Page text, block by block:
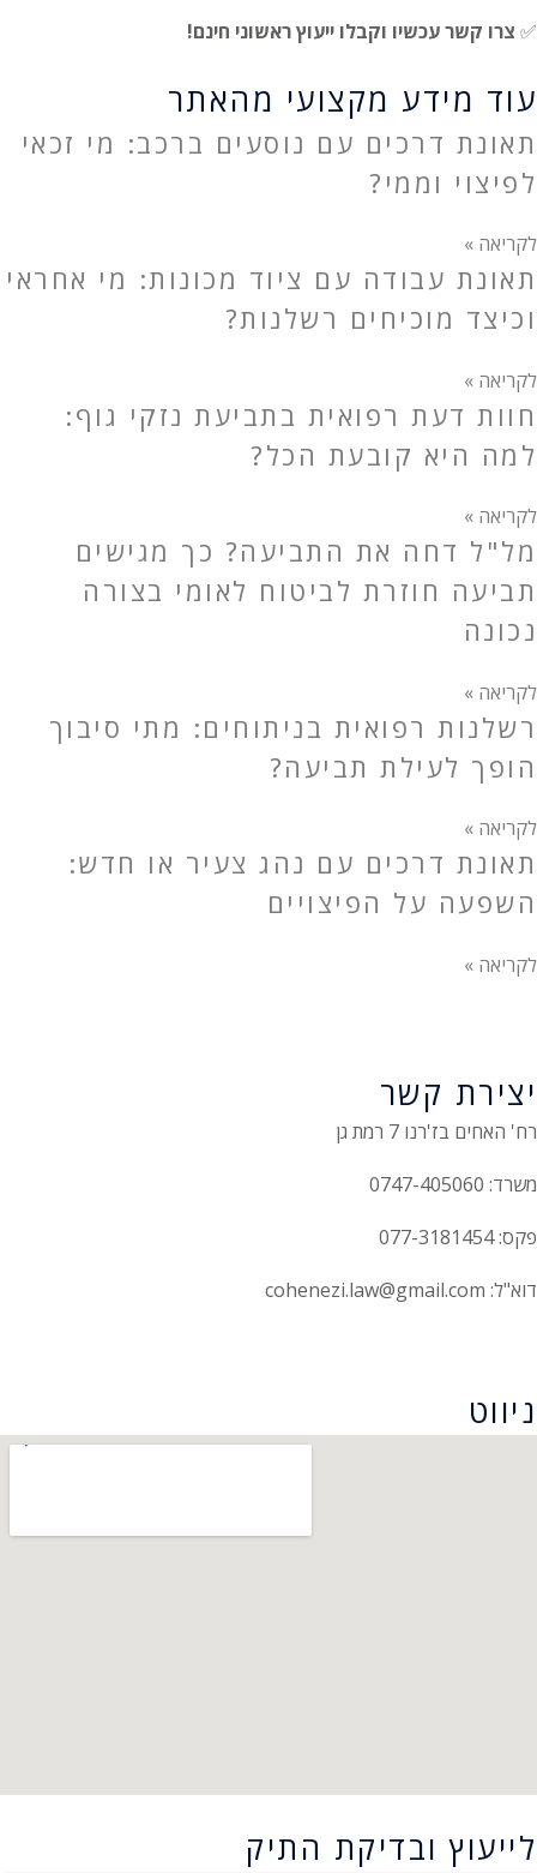
✅ צרו קשר עכשיו וקבלו ייעוץ ראשוני חינם!
עוד מידע מקצועי מהאתר
תאונת דרכים עם נוסעים ברכב: מי זכאי
לפיצוי וממי?
לקריאה »
תאונת עבודה עם ציוד מכונות: מי אחראי
וכיצד מוכיחים רשלנות?
לקריאה »
חוות דעת רפואית בתביעת נזקי גוף:
למה היא קובעת הכל?
לקריאה »
מל"ל דחה את התביעה? כך מגישים
תביעה חוזרת לביטוח לאומי בצורה
נכונה
לקריאה »
רשלנות רפואית בניתוחים: מתי סיבוך
הופך לעילת תביעה?
לקריאה »
תאונת דרכים עם נהג צעיר או חדש:
השפעה על הפיצויים
לקריאה »
יצירת קשר
רח' האחים בז'רנו 7 רמת גן
משרד: 0747-405060
פקס: 077-3181454
דוא"ל: cohenezi.law@gmail.com
ניווט
לייעוץ ובדיקת התיק